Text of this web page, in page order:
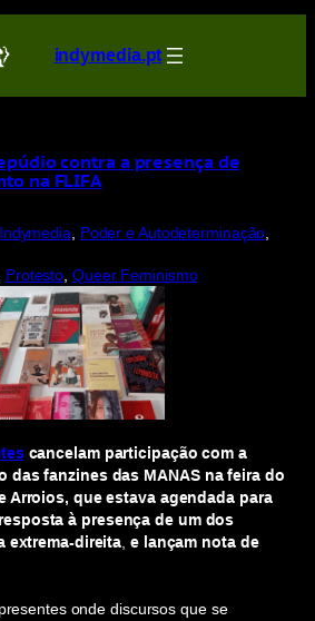
indymedia.pt
contra a presença de
na FLIFA
Indymedia, Poder e Autodeterminação
Protesto, Queer Feminismo
cancelam participação com a
das fanzines das MANAS na feira do
Arroios, que estava agendada para
à presença de um dos
extrema-direita ,e lançam nota de
onde discursos que se